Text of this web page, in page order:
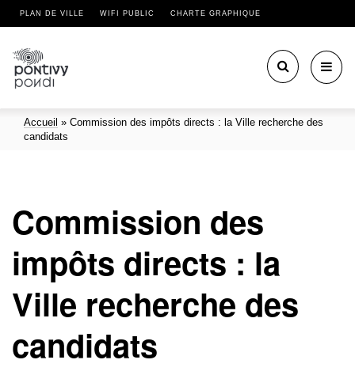
PLAN DE VILLE WIFI PUBLIC CHARTE GRAPHIQUE
Accueil » Commission des impôts directs : la Ville recherche des
candidats
Commission des
impôts directs : la
Ville recherche des
candidats